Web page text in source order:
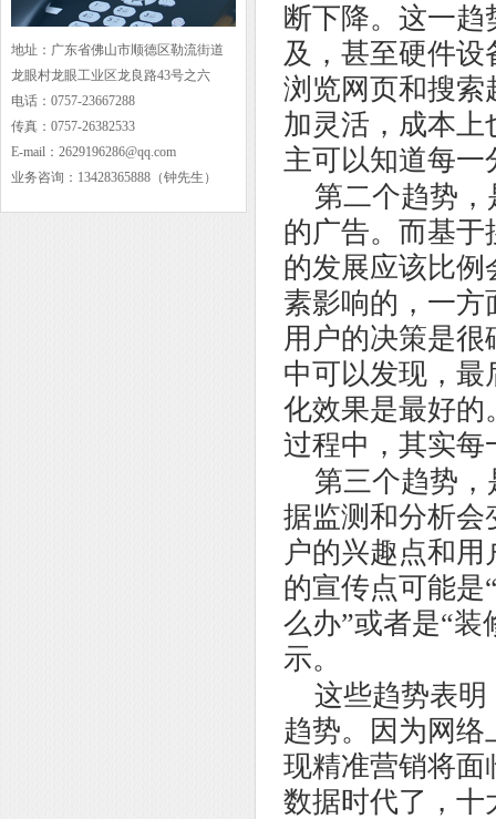
地址：广东省佛山市顺德区勒流街道
龙眼村龙眼工业区龙良路43号之六
电话：0757-23667288
传真：0757-26382533
E-mail：2629196286@qq.com
业务咨询：13428365888（钟先生）
断下降。这一
及，甚至硬件
浏览网页和搜索
加灵活，成本上
主可以知道每一
第二个趋势
的广告。而基
的发展应该比
素影响的，一
用户的决策是
中可以发现，
化效果是最好的
过程中，其实每
第三个趋势
据监测和分析会
户的兴趣点和
的宣传点可能是
么办”或者是“
示。
这些趋势表
趋势。因为网
现精准营销将面
数据时代了，十